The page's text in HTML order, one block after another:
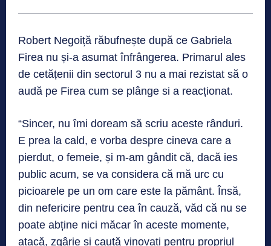
Robert Negoiță răbufnește după ce Gabriela
Firea nu și-a asumat înfrângerea. Primarul ales
de cetățenii din sectorul 3 nu a mai rezistat să o
audă pe Firea cum se plânge si a reacționat.
“Sincer, nu îmi doream să scriu aceste rânduri.
E prea la cald, e vorba despre cineva care a
pierdut, o femeie, și m-am gândit că, dacă ies
public acum, se va considera că mă urc cu
picioarele pe un om care este la pământ. Însă,
din nefericire pentru cea în cauză, văd că nu se
poate abține nici măcar în aceste momente,
atacă, zgârie și caută vinovați pentru propriul